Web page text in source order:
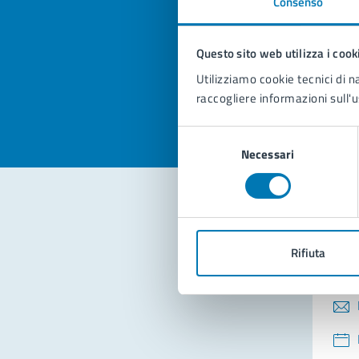
Questo sito web utilizza i
Utilizziamo cookie tecnici di
raccogliere informazioni
consenso
Necessari
Rifiuta